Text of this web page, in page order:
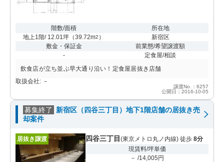
階数/面積
地上1階/ 12.01坪 （39.72m2 ）
所在地
新宿区
敷金・保証金
-
前業態/希望譲渡額
定食屋/相談
飲食店が立ち並ぶ早大通り沿い！定食屋居抜き店舗
取扱会社: －
譲渡No.：6257
公開日：2016-10-05
募集終了
新宿区（四谷三丁目）地下1階店舗の居抜き売
却案件
居抜き譲渡 四谷三丁目 (東京メトロ丸ノ内線) 徒歩 8分
現賃料/坪単価
－ /14,005円